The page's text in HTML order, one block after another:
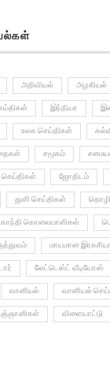
அறிவியல் அழகியல்
இந்தியா
உலக செய்திகள்
சமூகம்
செய்திகள் ஜோதிடம்
துளி செய்திகள்
கொலையாளிகள்
மாயமான
லேட்டெஸ்ட் வீடியோஸ்
வானியல் வானியல்
விளையாட்டு